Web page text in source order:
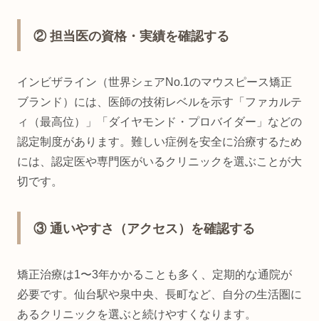
② 担当医の資格・実績を確認する
インビザライン（世界シェアNo.1のマウスピース矯正
ブランド）には、医師の技術レベルを示す「ファカルテ
ィ（最高位）」「ダイヤモンド・プロバイダー」などの
認定制度があります。難しい症例を安全に治療するため
には、認定医や専門医がいるクリニックを選ぶことが大
切です。
③ 通いやすさ（アクセス）を確認する
矯正治療は1〜3年かかることも多く、定期的な通院が
必要です。仙台駅や泉中央、長町など、自分の生活圏に
あるクリニックを選ぶと続けやすくなります。